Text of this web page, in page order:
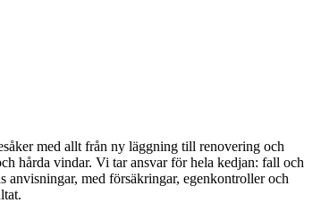
med allt från ny läggning till renovering och
hårda vindar. Vi tar ansvar för hela kedjan: fall och
med försäkringar, egenkontroller och